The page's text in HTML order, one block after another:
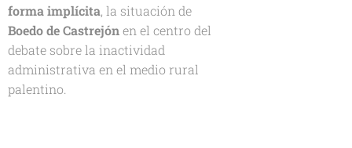
forma implícita, la situación de
Boedo de Castrejónen el centro del
debate sobre la inactividad
administrativa en el medio rural
palentino.